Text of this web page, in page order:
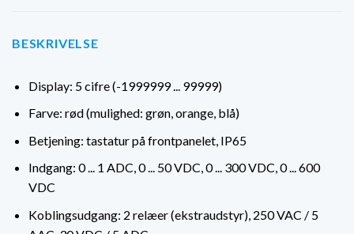
BESKRIVELSE
Display: 5 cifre (-1999999 ... 99999)
Farve: rød (mulighed: grøn, orange, blå)
Betjening: tastatur på frontpanelet, IP65
Indgang: 0 ... 1 ADC, 0 ... 50 VDC, 0 ... 300 VDC, 0 ... 600
VDC
Koblingsudgang: 2 relæer (ekstraudstyr), 250 VAC / 5